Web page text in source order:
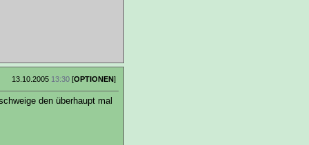
13.10.2005 13:30 [OPTIONEN]
den überhaupt mal